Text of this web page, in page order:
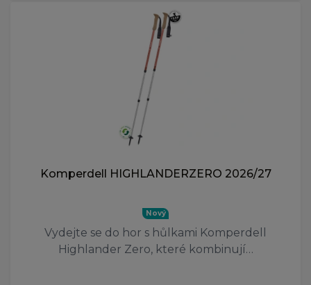
Komperdell HIGHLANDERZERO 2026/27
Nový
Vydejte se do hor s hůlkami Komperdell
Highlander Zero, které kombinují…